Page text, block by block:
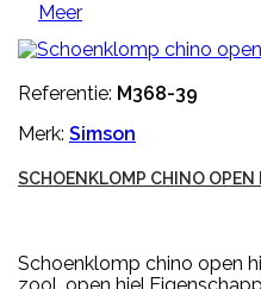
Meer
Referentie: M368-39
Merk: Simson
SCHOENKLOMP CHINO OPEN
Schoenklomp chino open